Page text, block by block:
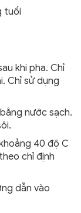
tuổi
khi pha. Chỉ
Chỉ sử dụng
nước sạch.
40 độ C
chỉ định
dẫn vào